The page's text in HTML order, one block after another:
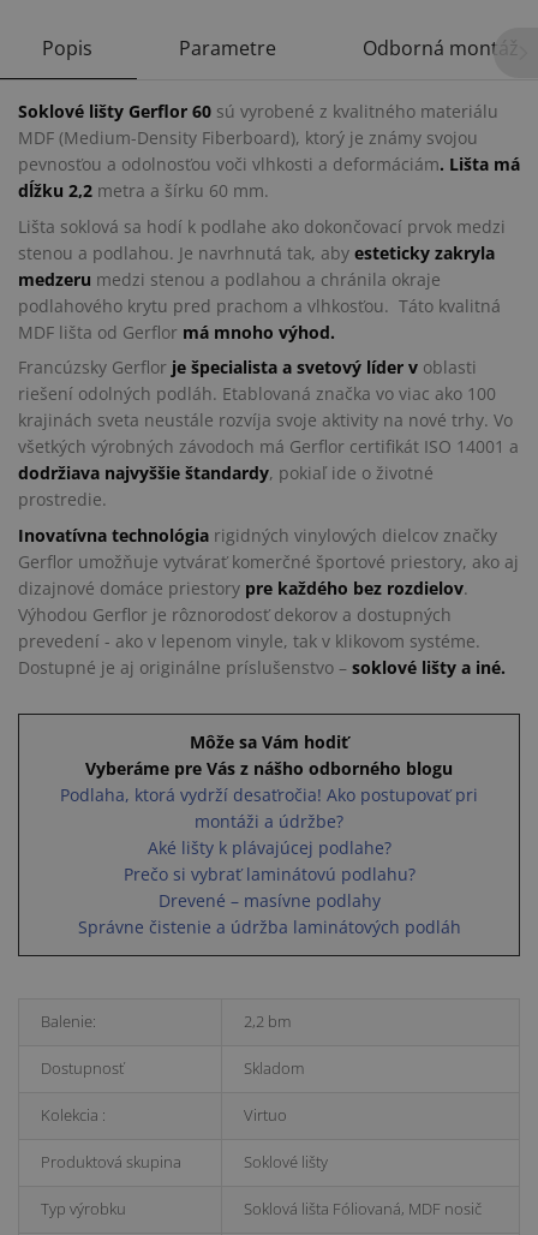
Popis Parametre Odborná montáž
Soklové lišty Gerflor 60 sú vyrobené z kvalitného materiálu
MDF (Medium-Density Fiberboard), ktorý je známy svojou
pevnosťou a odolnosťou voči vlhkosti a deformáciám. Lišta má
dĺžku 2,2 metra a šírku 60 mm.
Lišta soklová sa hodí k podlahe ako dokončovací prvok medzi
stenou a podlahou. Je navrhnutá tak, aby esteticky zakryla
medzeru medzi stenou a podlahou a chránila okraje
podlahového krytu pred prachom a vlhkosťou. Táto kvalitná
MDF lišta od Gerflor má mnoho výhod.
Francúzsky Gerflor je špecialista a svetový líder v oblasti
riešení odolných podláh. Etablovaná značka vo viac ako 100
krajinách sveta neustále rozvíja svoje aktivity na nové trhy. Vo
všetkých výrobných závodoch má Gerflor certifikát ISO 14001 a
dodržiava najvyššie štandardy, pokiaľ ide o životné
prostredie.
Inovatívna technológia rigidných vinylových dielcov značky
Gerflor umožňuje vytvárať komerčné športové priestory, ako aj
dizajnové domáce priestory pre každého bez rozdielov.
Výhodou Gerflor je rôznorodosť dekorov a dostupných
prevedení - ako v lepenom vinyle, tak v klikovom systéme.
Dostupné je aj originálne príslušenstvo – soklové lišty a iné.
Môže sa Vám hodiť
Vyberáme pre Vás z nášho odborného blogu
Podlaha, ktorá vydrží desaťročia! Ako postupovať pri
montáži a údržbe?
Aké lišty k plávajúcej podlahe?
Prečo si vybrať laminátovú podlahu?
Drevené – masívne podlahy
Správne čistenie a údržba laminátových podláh
Balenie: 2,2 bm
Dostupnosť Skladom
Kolekcia : Virtuo
Produktová skupina Soklové lišty
Typ výrobku Soklová lišta Fóliovaná, MDF nosič